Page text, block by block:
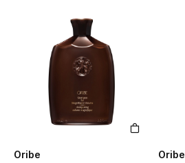
Oribe Oribe